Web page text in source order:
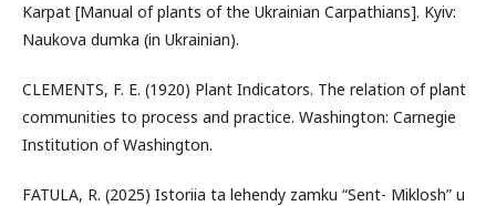
Karpat [Manual of plants of the Ukrainian Carpathians]. Kyiv:
Naukova dumka (in Ukrainian).
CLEMENTS, F. E. (1920) Plant Indicators. The relation of plant
communities to process and practice. Washington: Carnegie
Institution of Washington.
FATULA, R. (2025) Istoriia ta lehendy zamku “Sent- Miklosh” u